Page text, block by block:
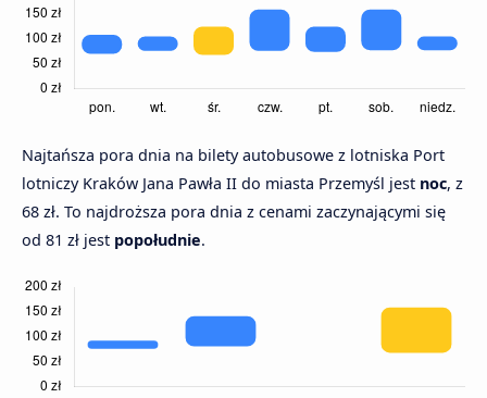
Najtańsza pora dnia na bilety autobusowe z lotniska Port
lotniczy Kraków Jana Pawła II do miasta Przemyśl jest noc, z
68 zł. To najdroższa pora dnia z cenami zaczynającymi się
od 81 zł jest popołudnie.